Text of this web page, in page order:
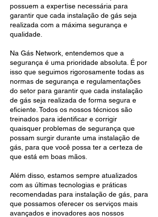
possuem a expertise necessária para
garantir que cada instalação de gás seja
realizada com a máxima segurança e
qualidade.
Na Gás Network, entendemos que a
segurança é uma prioridade absoluta. É por
isso que seguimos rigorosamente todas as
normas de segurança e regulamentações
do setor para garantir que cada instalação
de gás seja realizada de forma segura e
eficiente. Todos os nossos técnicos são
treinados para identificar e corrigir
quaisquer problemas de segurança que
possam surgir durante uma instalação de
gás, para que você possa ter a certeza de
que está em boas mãos.
Além disso, estamos sempre atualizados
com as últimas tecnologias e práticas
recomendadas para instalação de gás, para
que possamos oferecer os serviços mais
avançados e inovadores aos nossos